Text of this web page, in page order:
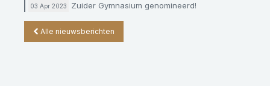
03 Apr 2023 Zuider Gymnasium genomineerd!
Alle nieuwsberichten